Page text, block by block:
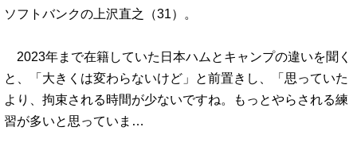
ソフトバンクの上沢直之（31）。
2023年まで在籍していた日本ハムとキャンプの違いを聞く
と、「大きくは変わらないけど」と前置きし、「思っていた
より、拘束される時間が少ないですね。もっとやらされる練
習が多いと思っていま…